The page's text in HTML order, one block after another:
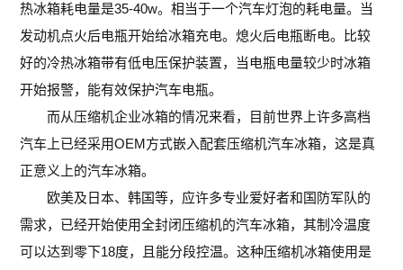
热冰箱耗电量是35-40w。相当于一个汽车灯泡的耗电量。当
发动机点火后电瓶开始给冰箱充电。熄火后电瓶断电。比较
好的冷热冰箱带有低电压保护装置，当电瓶电量较少时冰箱
开始报警，能有效保护汽车电瓶。
而从压缩机企业冰箱的情况来看，目前世界上许多高档
汽车上已经采用OEM方式嵌入配套压缩机汽车冰箱，这是真
正意义上的汽车冰箱。
欧美及日本、韩国等，应许多专业爱好者和国防军队的
需求，已经开始使用全封闭压缩机的汽车冰箱，其制冷温度
可以达到零下18度，且能分段控温。这种压缩机冰箱使用是